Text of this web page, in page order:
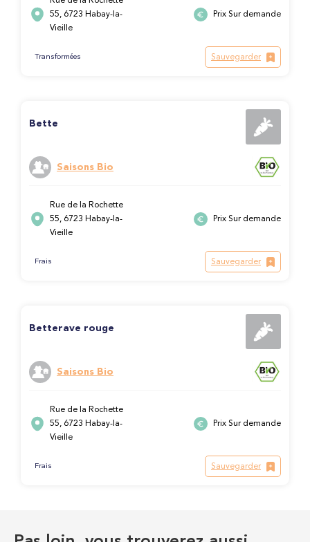
55, 6723 Habay-la-
Vieille
Prix Sur demande
Transformées Sauvegarder
Bette
Saisons Bio
Rue de la Rochette
55, 6723 Habay-la-
Vieille
Prix Sur demande
Frais Sauvegarder
Betterave rouge
Saisons Bio
Rue de la Rochette
55, 6723 Habay-la-
Vieille
Prix Sur demande
Frais Sauvegarder